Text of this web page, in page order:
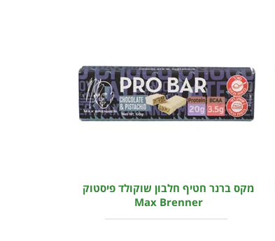
מקס ברנר חטיף חלבון שוקולד פיסטוק
Max Brenner